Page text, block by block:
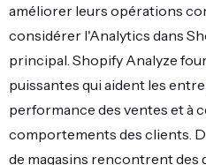
améliorer leurs opérations
considérer l'Analytics dans
principal. Shopify Analyze
puissantes qui aident les
performance des ventes et à
comportements des clients.
de magasins rencontrent des